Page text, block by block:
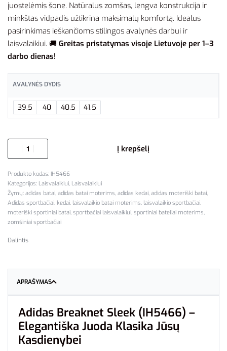
juostelėmis šone. Natūralus zomšas, lengva konstrukcija ir
minkštas vidpadis užtikrina maksimalų komfortą. Idealus
pasirinkimas ieškančioms stilingos avalynės darbui ir
laisvalaikiui. 🚚 Greitas pristatymas visoje Lietuvoje per 1–3
darbo dienas!
AVALYNĖS DYDIS
39.5 40 40.5 41.5
Į krepšelį
IH5466
Kategorijos: Laisvalaikiui, Laisvalaikiui
Žymų: adidas batai, adidas batai moterims, adidas kedai, adidas moteriški batai,
Adidas sportbačiai, kedai, laisvalaikio batai moterims, laisvalaikio sportbačiai,
moteriški sportiniai batai, sportbačiai laisvalaikiui, sportiniai bateliai moterims,
zomšiniai sportbačiai
Dalintis
APRAŠYMAS
Adidas Breaknet Sleek (IH5466) –
Elegantiška Juoda Klasika Jūsų
Kasdienybei